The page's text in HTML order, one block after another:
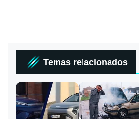
Temas relacionados